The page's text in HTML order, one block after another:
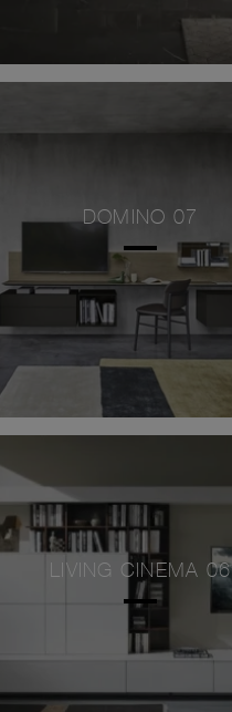
DOMINO 07
LIVING CINEMA 06